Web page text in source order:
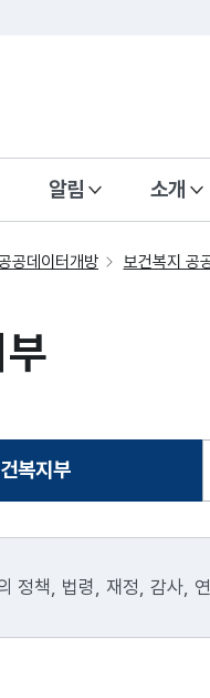
알림 소개
공데이터개방 보건복지 공
복지부
선택됨
정책, 법령, 재정, 감사,